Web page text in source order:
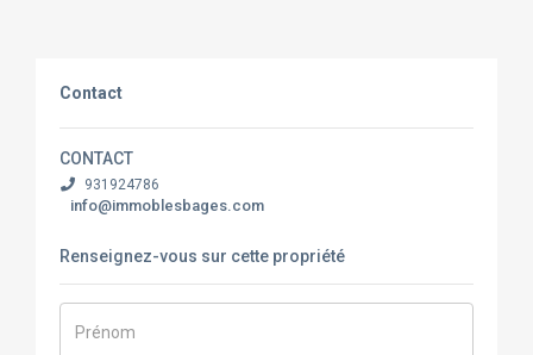
Contact
CONTACT
931924786
info@immoblesbages.com
Renseignez-vous sur cette propriété